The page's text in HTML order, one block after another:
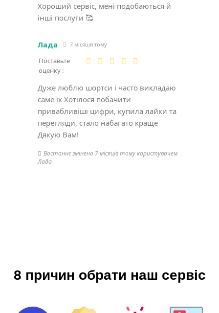
Хороший сервіс, мені подобаються й
інші послуги 🥰
Лада 7 місяців тому
Поставьте
оценку :
Дуже люблю шортси і часто викладаю
саме їх Хотілося побачити
привабливіші цифри, купила лайки та
перегляди, стало набагато краще
Дякую Вам!
Востаннє змінено 7 місяців тому користувачем
Лада
8 причин обрати наш сервіс